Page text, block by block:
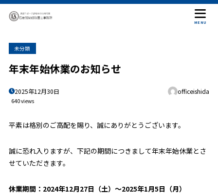
MENU
未分類
年末年始休業のお知らせ
2025年12月30日 officeishida
640 views
平素は格別のご高配を賜り、誠にありがとうございます。
誠に恐れ入りますが、下記の期間につきまして年末年始休業とさ
せていただきます。
休業期間：2024年12月27日（土）～2025年1月5日（月）